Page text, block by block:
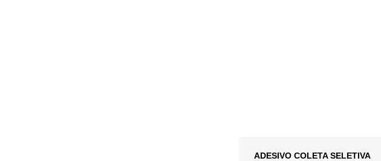
ADESIVO COLETA SELETIVA